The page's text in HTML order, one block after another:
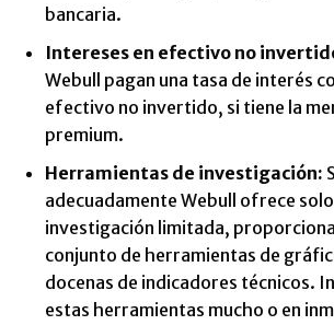
bancaria.
Intereses en efectivo no
Webull pagan una tasa de interés
efectivo no invertido, si tiene la
premium.
Herramientas de investigación:
adecuadamente Webull ofrece
investigación limitada,
conjunto de herramientas de
docenas de indicadores técnicos.
estas herramientas mucho o en